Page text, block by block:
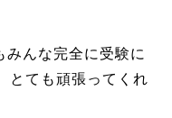
みんな完全に受験に
とても頑張ってくれ